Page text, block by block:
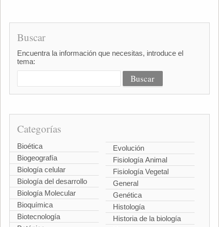
Buscar
Encuentra la información que necesitas, introduce el
tema:
Categorías
Bioética
Biogeografía
Biología celular
Biología del desarrollo
Biología Molecular
Bioquímica
Biotecnología
Evolución
Fisiología Animal
Fisiología Vegetal
General
Genética
Histología
Historia de la biología